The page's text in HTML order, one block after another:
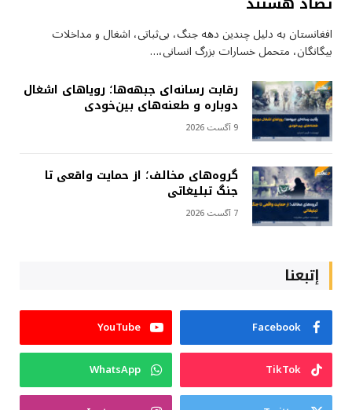
افغانستان به دلیل چندین دهه جنگ، بی‌ثباتی، اشغال و مداخلات
بیگانگان، متحمل خسارات بزرگ انسانی،…
رقابت رسانه‌ای جبهه‌ها؛ رویاهای اشغال
دوباره و طعنه‌های بین‌خودی
9 آگست 2026
گروه‌های مخالف؛ از حمایت واقعی تا
جنگ تبلیغاتی
7 آگست 2026
إتبعنا
Facebook
YouTube
TikTok
WhatsApp